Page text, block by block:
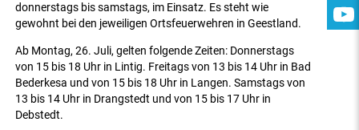
donnerstags bis samstags, im Einsatz. Es steht wie
gewohnt bei den jeweiligen Ortsfeuerwehren in Geestland.
Ab Montag, 26. Juli, gelten folgende Zeiten: Donnerstags
von 15 bis 18 Uhr in Lintig. Freitags von 13 bis 14 Uhr in Bad
Bederkesa und von 15 bis 18 Uhr in Langen. Samstags von
13 bis 14 Uhr in Drangstedt und von 15 bis 17 Uhr in
Debstedt.